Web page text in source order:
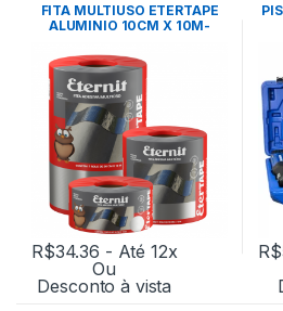
FITA MULTIUSO ETERTAPE
ALUMINIO 10CM X 10M-
R$34.36 - Até 12x
Ou
Desconto à vista
R$